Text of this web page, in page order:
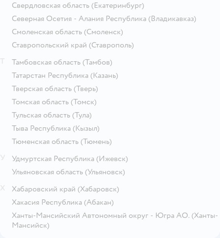
Свердловская область (Екатеринбург)
Северная Осетия - Алания Республика (Владикавказ)
Смоленская область (Смоленск)
Ставропольский край (Ставрополь)
Тамбовская область (Тамбов)
Татарстан Республика (Казань)
Тверская область (Тверь)
Томская область (Томск)
Тульская область (Тула)
Тыва Республика (Кызыл)
Тюменская область (Тюмень)
Удмуртская Республика (Ижевск)
Ульяновская область (Ульяновск)
Хабаровский край (Хабаровск)
Хакасия Республика (Абакан)
Ханты-Мансийский Автономный округ - Югра АО. (Ханты-
Мансийск)